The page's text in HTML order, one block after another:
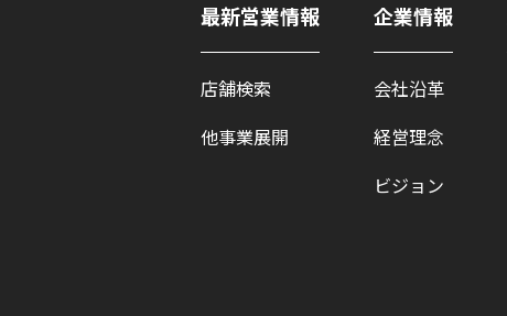
最新営業情報
店舗検索
他事業展開
企業情報
会社沿革
経営理念
ビジョン